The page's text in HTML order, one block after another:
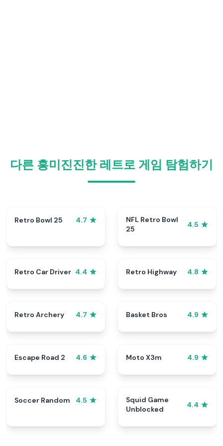
다른 흥미진진한 레트로 게임 탐험하기
Retro Bowl 25 4.7
NFL Retro Bowl
25
4.5
Retro Car Driver 4.4 Retro Highway 4.8
Retro Archery 4.7 Basket Bros 4.9
Escape Road 2 4.6 Moto X3m 4.9
Soccer Random 4.5
Squid Game
Unblocked
4.4